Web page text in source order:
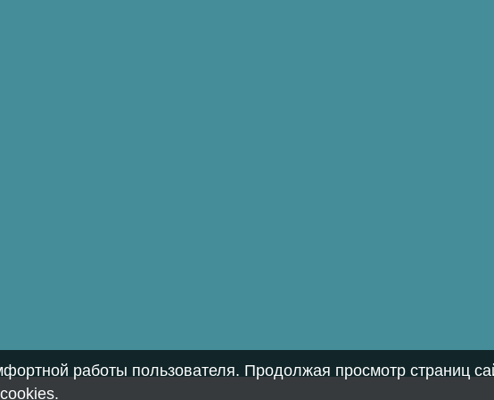
работы пользователя. Продолжая просмотр страниц
.